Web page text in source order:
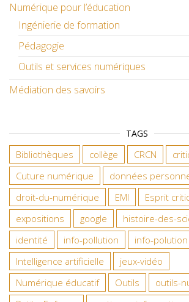
Numérique pour l’éducation
Ingénierie de formation
Pédagogie
Outils et services numériques
Médiation des savoirs
TAGS
Bibliothèques collège CRCN
Cuture numérique
données
droit-du-numérique
EMI
Esprit
expositions
google histoire-des-
identité
info-pollution
info-polution
Intelligence artificielle
jeux-vidéo
Numérique éducatif
Outils
outils-